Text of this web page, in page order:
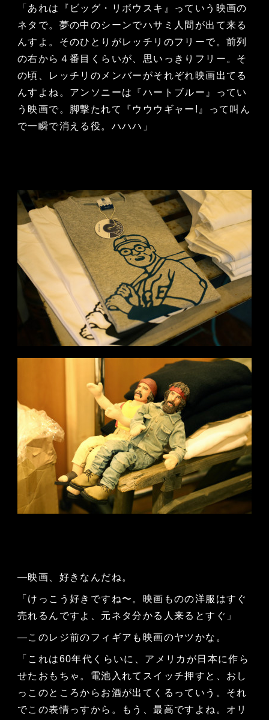
「あれは『ビッグ・リボウスキ』っていう映画の
ネタで。夢の中のシーンでハサミ人間が出て来る
んすよ。そのひとりがレッチリのフリーで。前列
の右から４番目くらいが、思いっきりフリー。そ
の頃、レッチリのメンバーがそれぞれ映画出てる
んすよね。アンソニーは『ハートブルー』ってい
う映画で。脚撃たれて『ウウウギャー!』って叫ん
で一瞬で消える役。ハハハ」
—映画、好きなんだね。
「けっこう好きですね〜。映画ものの洋服はすぐ
売れるんですよ、元ネタ分かる人来るとすぐ」
—このレジ前のフィギアも映画のヤツかな。
「これは60年代くらいに、アメリカが日本に作ら
せたおもちゃ。電池入れてスイッチ押すと、おし
っこのところからお酒が出てくるっていう。それ
でこの表情っすから。もう、最高ですよね。オリ